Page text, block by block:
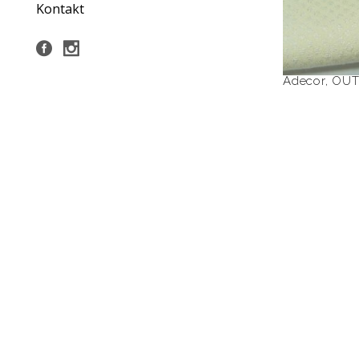
Kontakt
Adecor, OUT